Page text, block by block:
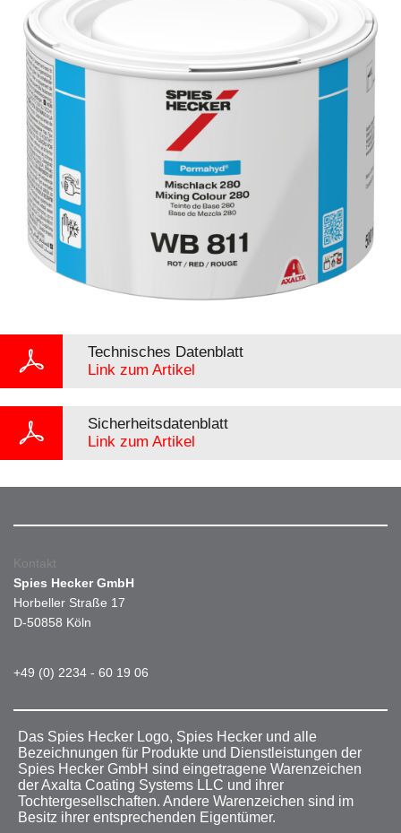
Technisches Datenblatt
Link zum Artikel
Sicherheitsdatenblatt
Link zum Artikel
Kontakt
Spies Hecker GmbH
Horbeller Straße 17
D-50858 Köln
+49 (0) 2234 - 60 19 06
Das Spies Hecker Logo, Spies Hecker und alle
Bezeichnungen für Produkte und Dienstleistungen der
Spies Hecker GmbH sind eingetragene Warenzeichen
der Axalta Coating Systems LLC und ihrer
Tochtergesellschaften. Andere Warenzeichen sind im
Besitz ihrer entsprechenden Eigentümer.